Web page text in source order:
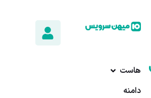
هاست
دامنه